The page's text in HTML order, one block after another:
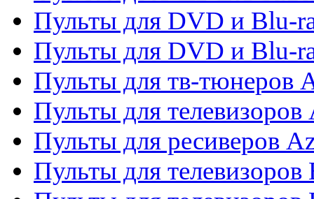
Пульты для DVD и Blu-
Пульты для DVD и Blu-
Пульты для тв-тюнеров
Пульты для телевизоров
Пульты для ресиверов
Пульты для